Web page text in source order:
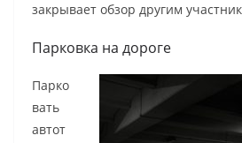
закрывает обзор другим
Парковка на дороге
Парко
вать
автот